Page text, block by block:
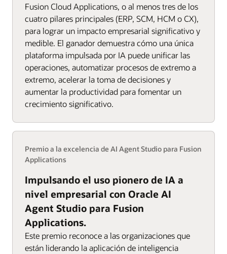
Fusion Cloud Applications, o al menos tres de los
cuatro pilares principales (ERP, SCM, HCM o CX),
para lograr un impacto empresarial significativo y
medible. El ganador demuestra cómo una única
plataforma impulsada por IA puede unificar las
operaciones, automatizar procesos de extremo a
extremo, acelerar la toma de decisiones y
aumentar la productividad para fomentar un
crecimiento significativo.
Premio a la excelencia de AI Agent Studio para Fusion
Applications
Impulsando el uso pionero de IA a
nivel empresarial con Oracle AI
Agent Studio para Fusion
Applications.
Este premio reconoce a las organizaciones que
están liderando la aplicación de inteligencia